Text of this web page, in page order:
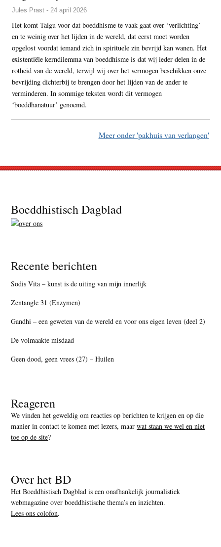
Jules Prast - 24 april 2026
Het komt Taigu voor dat boeddhisme te vaak gaat over ‘verlichting’
en te weinig over het lijden in de wereld, dat eerst moet worden
opgelost voordat iemand zich in spirituele zin bevrijd kan wanen. Het
existentiële kerndilemma van boeddhisme is dat wij ieder delen in de
rotheid van de wereld, terwijl wij over het vermogen beschikken onze
bevrijding dichterbij te brengen door het lijden van de ander te
verminderen. In sommige teksten wordt dit vermogen
‘boeddhanatuur’ genoemd.
Meer onder 'pakhuis van verlangen'
Footer
Boeddhistisch Dagblad
Recente berichten
Sodis Vita – kunst is de uiting van mijn innerlijk
Zentangle 31 (Enzymen)
Gandhi – een geweten van de wereld en voor ons eigen leven (deel 2)
De volmaakte misdaad
Geen dood, geen vrees (27) – Huilen
Reageren
We vinden het geweldig om reacties op berichten te krijgen en op die
manier in contact te komen met lezers, maarwat staan we wel en niet
toe op de site?
Over het BD
Het Boeddhistisch Dagblad is een onafhankelijk journalistiek
webmagazine over boeddhistische thema’s en inzichten.
Lees ons colofon.